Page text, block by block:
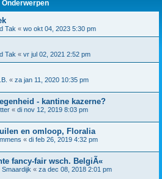
Onderwerpen
Tak « wo okt 04, 2023 5:30 pm
Tak « vr jul 02, 2021 2:52 pm
« za jan 11, 2020 10:35 pm
- kantine kazerne?
« di nov 12, 2019 8:03 pm
en omloop, Floralia
« di feb 26, 2019 4:32 pm
fancy-fair wsch. BelgiÃ«
Smaardijk « za dec 08, 2018 2:01 pm